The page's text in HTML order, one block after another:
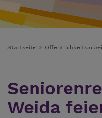
Startseite
Weida